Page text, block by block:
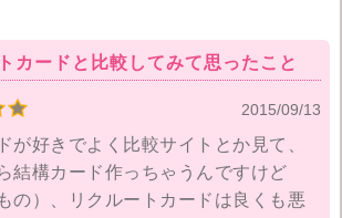
楽天カードを使っている人はリクル
換えたほうがいいような気がしま
1ポイント1円で使えるんですが、じ
モール、ホットペッパーなど普段利
どで使えるので、使い忘れたという
カードと比較してみて思ったこと
2015/09/13
が好きでよく比較サイトとか見て、
結構カード作っちゃうんですけど
の）、リクルートカードは良くも悪